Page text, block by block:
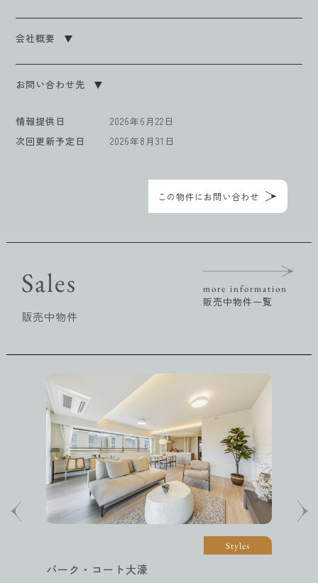
会社概要
お問い合わせ先
情報提供日
2026年6月22日
次回更新予定日
2026年8月31日
この物件にお問い合わせ
Sales
販売中物件
more information
販売中物件一覧
Brillia Tower 神戸元町